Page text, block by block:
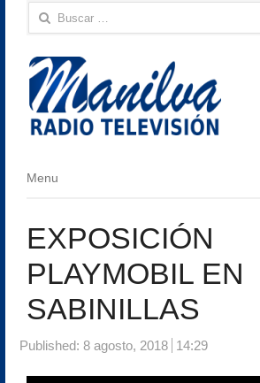
Buscar:
Menu
Menu
EXPOSICIÓN
PLAYMOBIL EN
SABINILLAS
Published: 8 agosto, 2018 14:29